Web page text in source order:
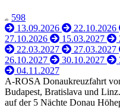
ab 598
13.09.2026 22.10.2026
27.10.2026 15.03.2027
22.03.2027 27.03.2027
26.10.2027 30.10.2027
04.11.2027
A-ROSA Donaukreuzfahrt
Budapest, Bratislava und
auf der 5 Nächte Donau